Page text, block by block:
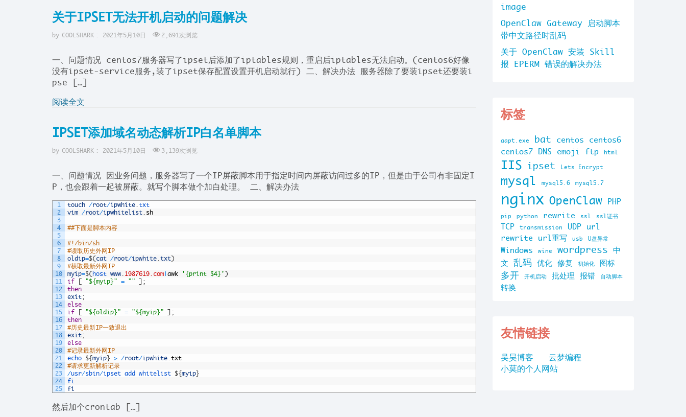
关于IPSET无法开机启动的问题解决
by COOLSHARK : 2021年5月10日 2,691次浏览
一、问题情况 centos7服务器写了ipset后添加了iptables规则，重启后iptables无法启动。(centos6好像
没有ipset-service服务,装了ipset保存配置设置开机启动就行) 二、解决办法 服务器除了要装ipset还要装i
pse […]
阅读全文
IPSET添加域名动态解析IP白名单脚本
by COOLSHARK : 2021年5月10日 3,139次浏览
一、问题情况 因业务问题，服务器写了一个IP屏蔽脚本用于指定时间内屏蔽访问过多的IP，但是由于公司有非固定I
P，也会跟着一起被屏蔽。就写个脚本做个加白处理。 二、解决办法
1
2
3
4
5
6
7
8
9
10
11
12
13
14
15
16
17
18
19
20
21
22
23
24
25
touch /root/ipwhite.txt
vim /root/ipwhitelist. sh
##下面是脚本内容
#!/bin/sh
#读取历史外网IP
oldip=$(cat /root/ipwhite.txt)
#获取最新外网IP
myip=$(host www. 1987619.com | awk '{print $4}' )
if
[ "${myip}" = "" ] ;
then
exit;
else
if
[ "${oldip}" = "${myip}" ] ;
then
#历史最新IP一致退出
exit;
else
#记录最新外网IP
echo ${myip} > /root/ipwhite.txt
#请求更新解析记录
/usr/sbin/ipset add whitelist ${myip}
fi
fi
然后加个crontab […]
image
OpenClaw Gateway 启动脚本
带中文路径时乱码
关于 OpenClaw 安装 Skill
报 EPERM 错误的解决办法
标签
aapt.exe bat centos
centos6
centos7 DNS emoji ftp html
IIS ipset Lets Encrypt
mysql mysql5.6 mysql5.7
nginx OpenClaw PHP
pip python rewrite ssl ssl证书
TCP transmission UDP url
rewrite
url重写 usb U盘异常
Windows wine wordpress 中
文 乱码 优化 修复 初始化 图标
多开 开机启动 批处理 报错 自动脚本
转换
友情链接
吴昊博客
云梦编程
小莫的个人网站